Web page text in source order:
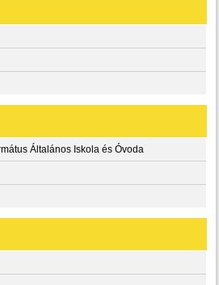
Általános Iskola és Óvoda